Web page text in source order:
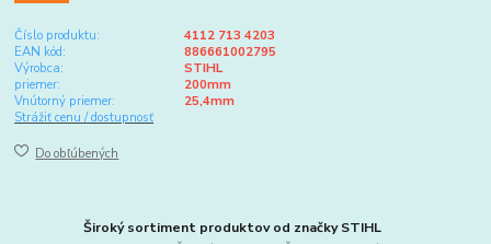
Číslo produktu:
4112 713 4203
EAN kód:
886661002795
Výrobca:
STIHL
priemer:
200mm
Vnútorný priemer:
25,4mm
Strážiť cenu / dostupnosť
Do obľúbených
Široký sortiment produktov od značky STIHL